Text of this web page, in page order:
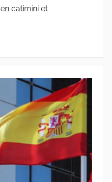
catimini et